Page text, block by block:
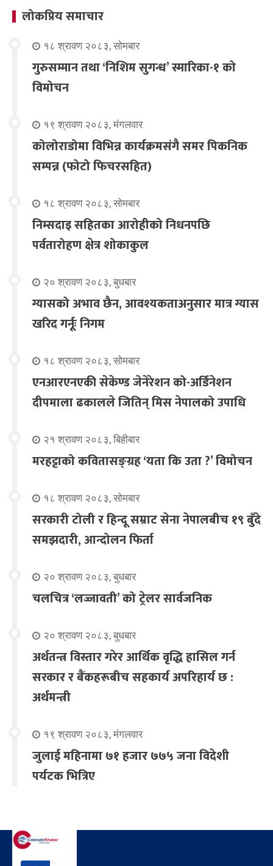
लोकप्रिय समाचार
१८ श्रावण २०८३, सोमबार
गुरुसम्मान तथा ‘निशिम सुगन्ध’ स्मारिका-१ को
विमोचन
१९ श्रावण २०८३, मंगलवार
कोलोराडोमा विभिन्न कार्यक्रमसंगै समर पिकनिक
सम्पन्न (फोटो फिचरसहित)
१८ श्रावण २०८३, सोमबार
निम्सदाइ सहितका आरोहीको निधनपछि
पर्वतारोहण क्षेत्र शोकाकुल
२० श्रावण २०८३, बुधबार
ग्यासको अभाव छैन, आवश्यकताअनुसार मात्र ग्यास
खरिद गर्नूः निगम
१८ श्रावण २०८३, सोमबार
एनआरएनएकी सेकेण्ड जेनेरेशन को-अर्डिनेशन
दीपमाला ढकालले जितिन् मिस नेपालको उपाधि
२१ श्रावण २०८३, बिहीबार
मरहट्टाको कवितासङ्ग्रह ‘यता कि उता ?’ विमोचन
१८ श्रावण २०८३, सोमबार
सरकारी टोली र हिन्दू सम्राट सेना नेपालबीच १९ बुँदे
समझदारी, आन्दोलन फिर्ता
२० श्रावण २०८३, बुधबार
चलचित्र ‘लज्जावती’ को ट्रेलर सार्वजनिक
२० श्रावण २०८३, बुधबार
अर्थतन्त्र विस्तार गरेर आर्थिक वृद्धि हासिल गर्न
सरकार र बैंकहरूबीच सहकार्य अपरिहार्य छ :
अर्थमन्त्री
१९ श्रावण २०८३, मंगलवार
जुलाई महिनामा ७१ हजार ७७५ जना विदेशी
पर्यटक भित्रिए